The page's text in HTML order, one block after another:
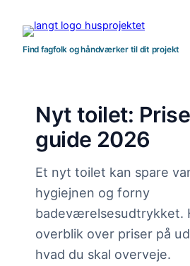
indhold
Find fagfolk og håndværker til dit projekt
Nyt toilet:
guide 2026
Et nyt toilet kan spare
hygiejnen og forny
badeværelsesudtrykket.
overblik over priser på
hvad du skal overveje.